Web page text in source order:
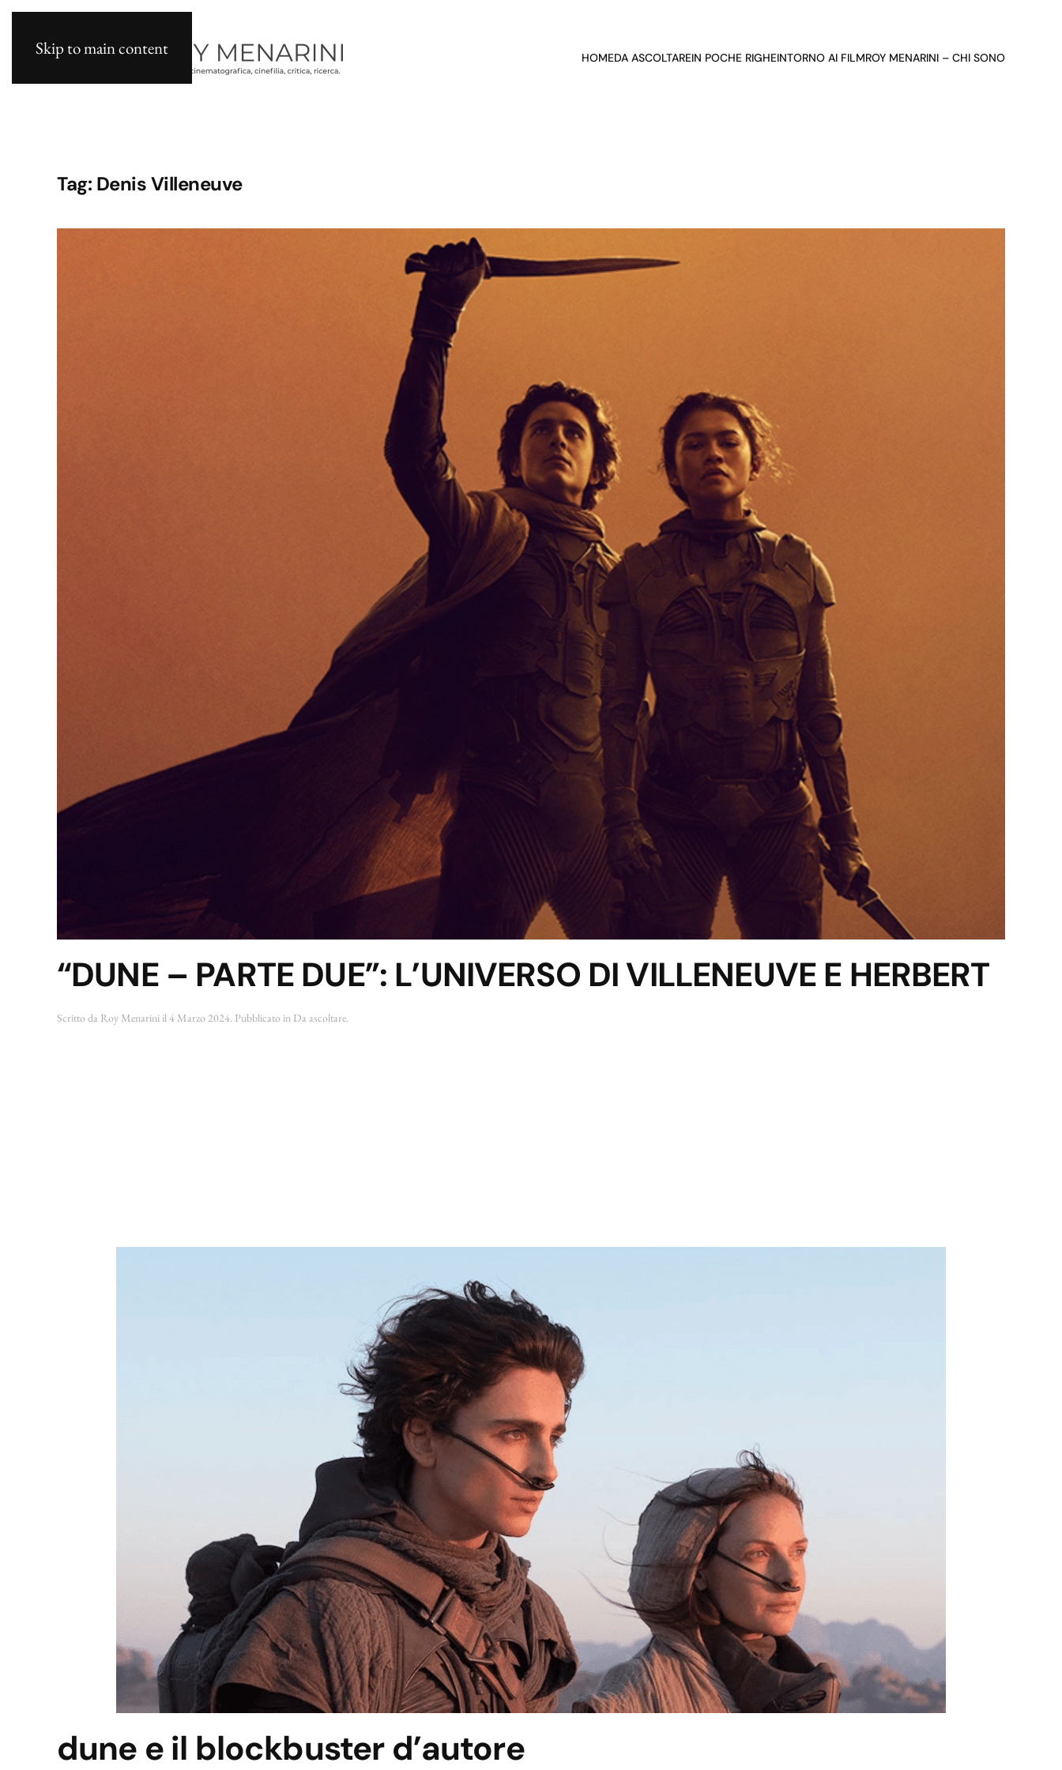
Skip to main content HOMEDA ASCOLTAREIN POCHE RIGHEINTORNO AI FILMROY MENARINI – CHI SONO
Tag: Denis Villeneuve
“DUNE – PARTE DUE”: L’UNIVERSO DI VILLENEUVE E HERBERT
Scritto da Roy Menarini il4 Marzo 2024. Pubblicato in Da ascoltare.
dune e il blockbuster d’autore